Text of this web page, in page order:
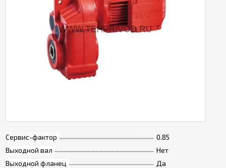
Сервис-фактор
0.85
Выходной вал
Нет
Выходной фланец
Да